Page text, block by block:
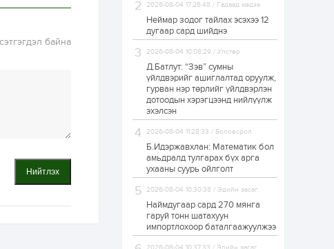
сэтгэгдэл байна
Нийтлэх
23 цаг 1
Нийслэлийн
цэцэрлэгийн цахим
бүртгэл энэ сарын 10-
нд эхэлнэ
1 өдөр 0 0
16 төрлийн эмийг нэг
худалдан авах
журмыг баталлаа
1 өдөр 0
Нэгдүгээр
замыг наймдугаар
сарын 6-ны 23:00
цагаас түр хааж,
борооны ус...
1 өдөр 0 0
2026-08-04 17:26:48 / Гадаад мэдээ
Неймар зодог тайлах эсэхээ 12
дугаар сард шийднэ
2026-08-04 10:08:29 / Улстөр
Д.Батлут: “Зэв” сумны
үйлдвэрийг ашиглалтад оруулж,
гурван нэр төрлийг үйлдвэрлэн
дотоодын хэрэгцээнд нийлүүлж
эхэлсэн
2026-08-04 11:28:33 / Боловсрол
Б.Идэржавхлан: Математик бол
амьдралд тулгарах бүх арга
ухааны суурь ойлголт
2026-08-04 10:30:38 / Эдийн засаг
Наймдугаар сард 270 мянга
гаруй тонн шатахуун
импортлохоор баталгаажуулжээ